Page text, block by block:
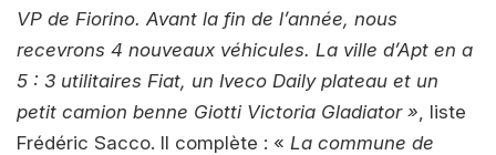
VP de Fiorino. Avant la fin de l’année, nous
recevrons 4 nouveaux véhicules. La ville d’Apt en a
5 : 3 utilitaires Fiat, un Iveco Daily plateau et un
petit camion benne Giotti Victoria Gladiator » , liste
Frédéric Sacco. Il complète : « La commune de